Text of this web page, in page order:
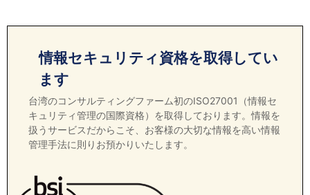
情報セキュリティ資格を取得してい
ます
台湾のコンサルティングファーム初のISO27001（情報セ
キュリティ管理の国際資格）を取得しております。情報を
扱うサービスだからこそ、お客様の大切な情報を高い情報
管理手法に則りお預かりいたします。